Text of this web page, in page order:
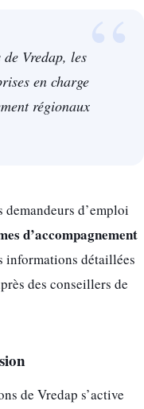
Vredap, les
en charge
régionaux
d’emploi
d’accompagnement
informations détaillées
des conseillers de
de Vredap s’active